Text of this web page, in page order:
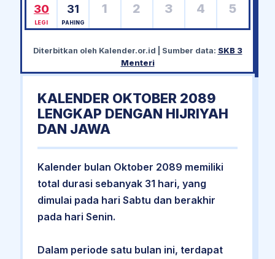
30
LEGI
31
PAHING
1 2 3 4 5
Diterbitkan oleh Kalender.or.id | Sumber data: SKB 3
Menteri
KALENDER OKTOBER 2089
LENGKAP DENGAN HIJRIYAH
DAN JAWA
Kalender bulan Oktober 2089 memiliki
total durasi sebanyak 31 hari, yang
dimulai pada hari Sabtu dan berakhir
pada hari Senin.
Dalam periode satu bulan ini, terdapat